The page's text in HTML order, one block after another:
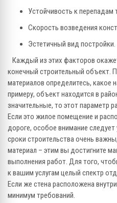
Устойчивость к перепадам
Скорость возведения
Эстетичный вид постройки.
Каждый из этих факторов
конечный строительный объект.
материалов определитесь, какое
примеру, объект находится в
значительные, то этот параметр
Если это жилое помещение и
дороге, особое внимание
сроки строительства очень
материал – этим вы достигните
выполнения работ. Для того,
к вашим услугам целый спектр
Если же стена расположена
минимум требований.